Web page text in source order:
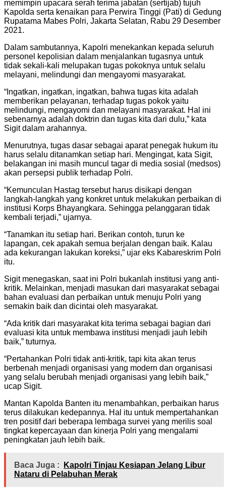
memimpin upacara serah terima jabatan (sertijab) tujuh
Kapolda serta kenaikan para Perwira Tinggi (Pati) di Gedung
Rupatama Mabes Polri, Jakarta Selatan, Rabu 29 Desember
2021.
Dalam sambutannya, Kapolri menekankan kepada seluruh
personel kepolisian dalam menjalankan tugasnya untuk
tidak sekali-kali melupakan tugas pokoknya untuk selalu
melayani, melindungi dan mengayomi masyarakat.
“Ingatkan, ingatkan, ingatkan, bahwa tugas kita adalah
memberikan pelayanan, terhadap tugas pokok yaitu
melindungi, mengayomi dan melayani masyarakat. Hal ini
sebenarnya adalah doktrin dan tugas kita dari dulu,” kata
Sigit dalam arahannya.
Menurutnya, tugas dasar sebagai aparat penegak hukum itu
harus selalu ditanamkan setiap hari. Mengingat, kata Sigit,
belakangan ini masih muncul tagar di media sosial (medsos)
akan persepsi publik terhadap Polri.
“Kemunculan Hastag tersebut harus disikapi dengan
langkah-langkah yang konkret untuk melakukan perbaikan di
institusi Korps Bhayangkara. Sehingga pelanggaran tidak
kembali terjadi,” ujarnya.
“Tanamkan itu setiap hari. Berikan contoh, turun ke
lapangan, cek apakah semua berjalan dengan baik. Kalau
ada kekurangan lakukan koreksi,” ujar eks Kabareskrim Polri
itu.
Sigit menegaskan, saat ini Polri bukanlah institusi yang anti-
kritik. Melainkan, menjadi masukan dari masyarakat sebagai
bahan evaluasi dan perbaikan untuk menuju Polri yang
semakin baik dan dicintai oleh masyarakat.
“Ada kritik dari masyarakat kita terima sebagai bagian dari
evaluasi kita untuk membawa institusi menjadi jauh lebih
baik,” tuturnya.
“Pertahankan Polri tidak anti-kritik, tapi kita akan terus
berbenah menjadi organisasi yang modern dan organisasi
yang selalu berubah menjadi organisasi yang lebih baik,”
ucap Sigit.
Mantan Kapolda Banten itu menambahkan, perbaikan harus
terus dilakukan kedepannya. Hal itu untuk mempertahankan
tren positif dari beberapa lembaga survei yang merilis soal
tingkat kepercayaan dan kinerja Polri yang mengalami
peningkatan jauh lebih baik.
Baca Juga :
Kapolri Tinjau Kesiapan Jelang Libur
Nataru di Pelabuhan Merak